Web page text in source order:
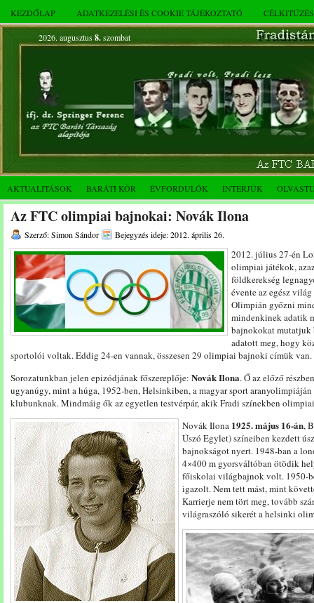
KEZDŐLAP ADATKEZELÉSI ÉS COOKIE TÁJÉKOZTATÓ
2026. augusztus 8.szombat
AKTUALITÁSOK BARÁTI KÖR ÉVFORDULÓK INTERJÚK
Az FTC olimpiai bajnokai: Novák Ilona
Szerző: Simon Sándor Bejegyzés ideje: 2012. április 26.
2012. július 27-én
olimpiai játékok,
földkerekség
évente az egész
Olimpián győzni
mindenkinek adatik
bajnokokat mutatjuk
adatott meg, hogy
sportolói voltak. Eddig 24-en vannak, összesen 29 olimpiai bajnoki címük van.
Sorozatunkban jelen epizódjának főszereplője: Novák Ilona. Ő az előző
ugyanúgy, mint a húga, 1952-ben, Helsinkiben, a magyar sport aranyolimpiáján
klubunknak. Mindmáig ők az egyetlen testvérpár, akik Fradi színekben
Novák Ilona 1925. május 16-án,
Úszó Egylet) színeiben kezdett
bajnokságot nyert. 1948-ban a
4×400 m gyorsváltóban ötödik
főiskolai világbajnok volt. 1950-
igazolt. Nem tett mást, mint
Karrierje nem tört meg, tovább
világraszóló sikerét a helsinki